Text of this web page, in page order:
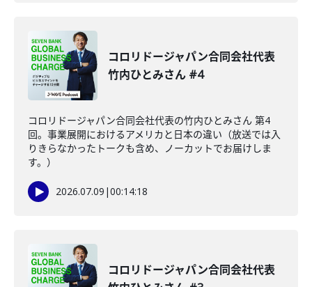
コロリドージャパン合同会社代表
竹内ひとみさん #4
コロリドージャパン合同会社代表の竹内ひとみさん 第4
回。事業展開におけるアメリカと日本の違い（放送では入
りきらなかったトークも含め、ノーカットでお届けしま
す。）
2026.07.09 |00:14:18
コロリドージャパン合同会社代表